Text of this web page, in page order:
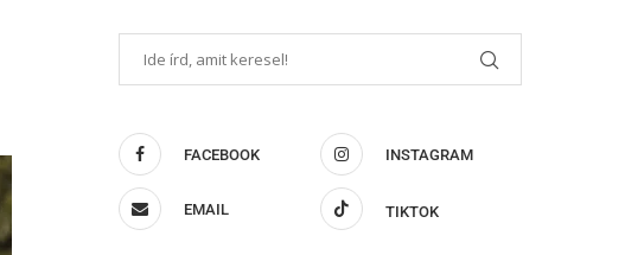
FACEBOOK INSTAGRAM
EMAIL TIKTOK